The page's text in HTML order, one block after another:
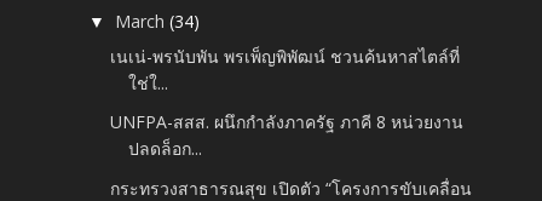
▼ March(34)
เนเน่-พรนับพัน พรเพ็ญพิพัฒน์ ชวนค้นหาสไตล์ที่
ใช่ใ...
UNFPA-สสส. ผนึกกำลังภาครัฐ ภาคี 8 หน่วยงาน
ปลดล็อก...
กระทรวงสาธารณสุข เปิดตัว “โครงการขับเคลื่อน